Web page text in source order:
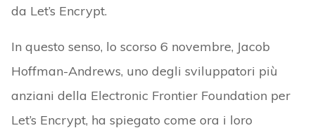
da Let’s Encrypt.
In questo senso, lo scorso 6 novembre, Jacob
Hoffman-Andrews, uno degli sviluppatori più
anziani della Electronic Frontier Foundation per
Let’s Encrypt, ha spiegato come ora i loro